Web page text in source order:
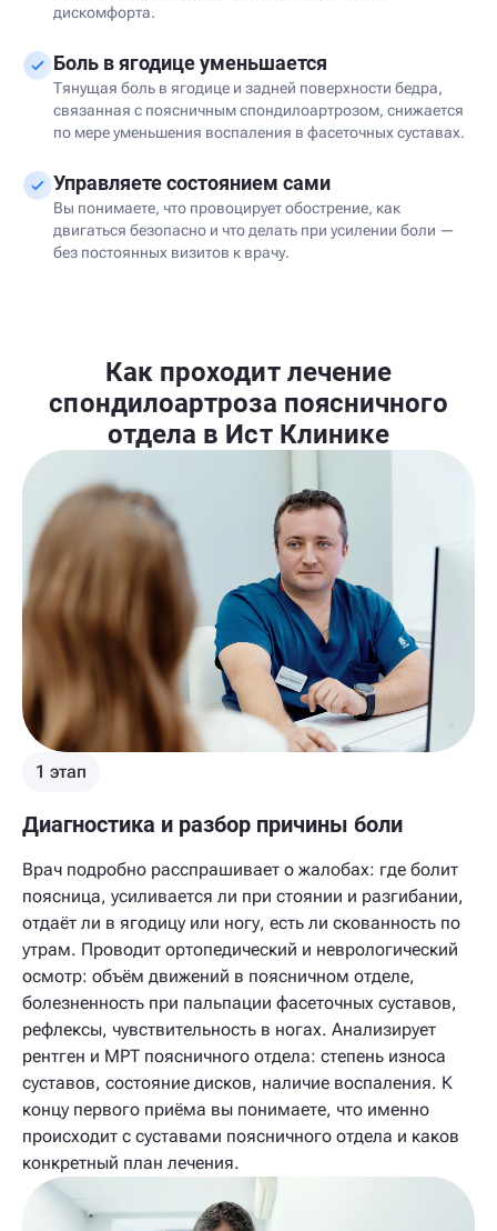
дискомфорта.
Боль в ягодице уменьшается
Тянущая боль в ягодице и задней поверхности бедра,
связанная с поясничным спондилоартрозом, снижается
по мере уменьшения воспаления в фасеточных суставах.
Управляете состоянием сами
Вы понимаете, что провоцирует обострение, как
двигаться безопасно и что делать при усилении боли —
без постоянных визитов к врачу.
Как проходит лечение
спондилоартроза поясничного
отдела в Ист Клинике
1 этап
Диагностика и разбор причины боли
Врач подробно расспрашивает о жалобах: где болит
поясница, усиливается ли при стоянии и разгибании,
отдаёт ли в ягодицу или ногу, есть ли скованность по
утрам. Проводит ортопедический и неврологический
осмотр: объём движений в поясничном отделе,
болезненность при пальпации фасеточных суставов,
рефлексы, чувствительность в ногах. Анализирует
рентген и МРТ поясничного отдела: степень износа
суставов, состояние дисков, наличие воспаления. К
концу первого приёма вы понимаете, что именно
происходит с суставами поясничного отдела и каков
конкретный план лечения.